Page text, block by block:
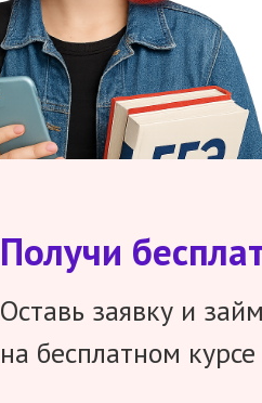
Получи
Оставь заявку и
на бесплатном